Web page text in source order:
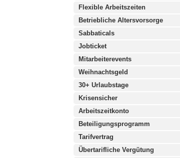
Flexible Arbeitszeiten
Betriebliche Altersvorsorge
Sabbaticals
Jobticket
Mitarbeiterevents
Weihnachtsgeld
30+ Urlaubstage
Krisensicher
Arbeitszeitkonto
Beteiligungsprogramm
Tarifvertrag
Übertarifliche Vergütung